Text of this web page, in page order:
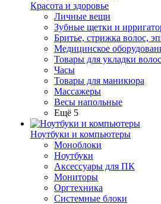
Красота и здоровье
Личные вещи
Зубные щетки и
Бритье, стрижка волос,
Медицинское
Товары для укладки волос
Часы
Товары для маникюра
Массажеры
Весы напольные
Ещё 5
Ноутбуки и компьютеры
Моноблоки
Ноутбуки
Аксессуары для ПК
Мониторы
Оргтехника
Системные блоки